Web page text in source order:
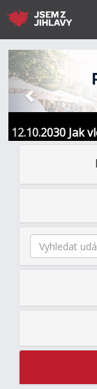
12.10.2030 Jak
Jihlavy
Předchozí